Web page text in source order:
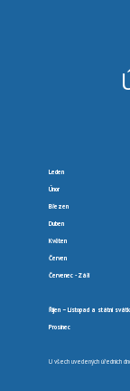
Leden
Únor
Březen
Duben
Květen
Červen
Červenec -Září
Říjen – Listopad a státní
Prosinec
U všech uvedených úředních